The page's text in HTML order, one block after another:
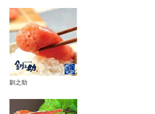
釧之助